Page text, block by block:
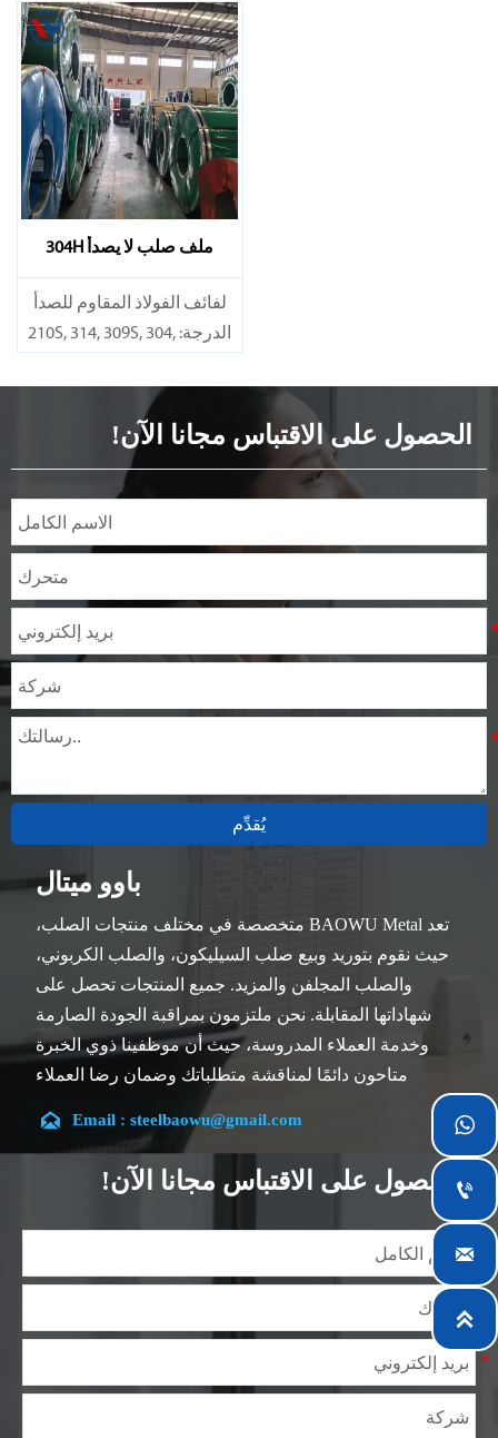
316L,321,410,420,430,904إلخ.
المواصفات
السُمك: 0.1mm - 150mm
ملف صلب لا يصدأ 304H
​لفائف الفولاذ المقاوم للصدأ
الدرجة: 210S, 314, 309S, 304,
316L,321,410,420,430,904إلخ.
المواصفات
الحصول على الاقتباس مجانا الآن!
يُقدِّم
باوو ميتال
تعد BAOWU Metal متخصصة في مختلف منتجات الصلب،
حيث نقوم بتوريد وبيع صلب السيليكون، والصلب الكربوني،
والصلب المجلفن والمزيد. جميع المنتجات تحصل على
شهاداتها المقابلة. نحن ملتزمون بمراقبة الجودة الصارمة
وخدمة العملاء المدروسة، حيث أن موظفينا ذوي الخبرة
متاحون دائمًا لمناقشة متطلباتك وضمان رضا العملاء
تقع شركتنا في مدينة ووشي، بمقاطعة جيانغسو، والتي تعد
أكبر مركز لمعالجة الصلب في الصين. يتمتع فريقنا بتخصص
في الصناعة لأكثر من 14 عامًا مع خبرة غنية في مختلف
يمكننا التصميم والتخصيص وفقًا لمتطلباتك الفريدة، ونضمن
تدريجياً ولدينا الآن خمس مستودعات توزيع مبنية لهذا الغرض
ومرافق متخصصة لمعالجة الصلب تقدم خدمات لصناعات
 Email : steelbaowu@gmail.com
الحصول على الاقتباس مجانا الآن!



